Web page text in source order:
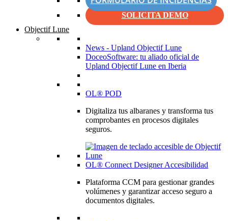
SOLICITA DEMO
Objectif Lune
News - Upland Objectif Lune
DoceoSoftware: tu aliado oficial de
Upland Objectif Lune en Iberia
OL® POD
Digitaliza tus albaranes y transforma tus
comprobantes en procesos digitales
seguros.
OL® Connect Designer Accesibilidad
Plataforma CCM para gestionar grandes
volúmenes y garantizar acceso seguro a
documentos digitales.